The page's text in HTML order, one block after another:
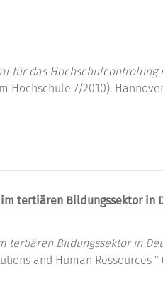
für das Hochschulcontrolling
Hochschule 7/2010).
tertiären Bildungssektor in
tertiären Bildungssektor in
and Human Ressources "